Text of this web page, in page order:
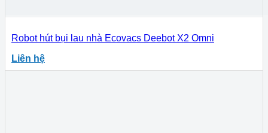
Robot hút bụi lau nhà Ecovacs Deebot X2 Omni
Liên hệ